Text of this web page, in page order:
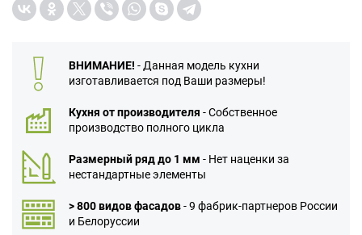
ВНИМАНИЕ! - Данная модель кухни
изготавливается под Ваши размеры!
Кухня от производителя - Собственное
производство полного цикла
Размерный ряд до 1 мм - Нет наценки за
нестандартные элементы
> 800 видов фасадов- 9 фабрик-партнеров России
и Белоруссии